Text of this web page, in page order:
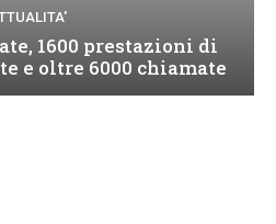
1600 prestazioni di
e oltre 6000 chiamate